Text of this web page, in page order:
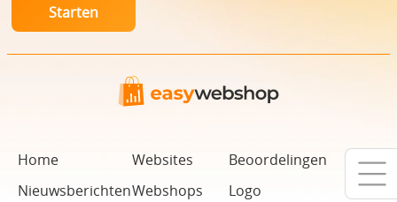
Home
Nieuwsberichten
Websites
Webshops
Beoordelingen
Logo